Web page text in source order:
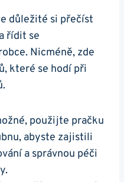
důležité si přečíst
řídit se
Nicméně, zde
které se hodí při
použijte pračku
abyste zajistili
a správnou péči